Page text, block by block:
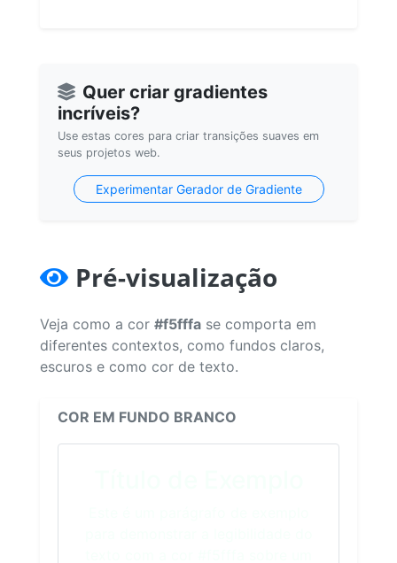
Quer criar gradientes
incríveis?
Use estas cores para criar transições suaves em
seus projetos web.
Experimentar Gerador de Gradiente
Pré-visualização
Veja como a cor #f5fffa se comporta em
diferentes contextos, como fundos claros,
escuros e como cor de texto.
COR EM FUNDO BRANCO